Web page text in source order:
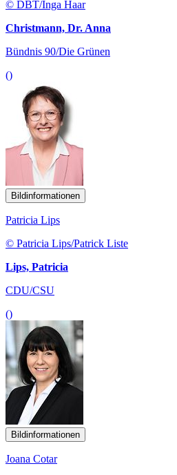
© DBT/Inga Haar
Christmann, Dr. Anna
Bündnis 90/Die Grünen
()
Bildinformationen
Patricia Lips
© Patricia Lips/Patrick Liste
Lips, Patricia
CDU/CSU
()
Bildinformationen
Joana Cotar